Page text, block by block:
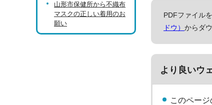
PDFファイル
ドウ） からダ
より良いウ
このペー
山形市保健所から不織布
マスクの正しい着用のお
願い